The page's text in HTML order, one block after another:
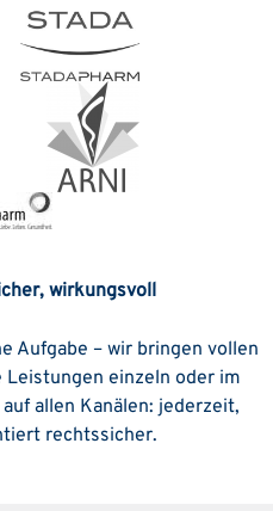
wirkungsvoll
Aufgabe – wir bringen vollen
Leistungen einzeln oder im
allen Kanälen: jederzeit,
rechtssicher.